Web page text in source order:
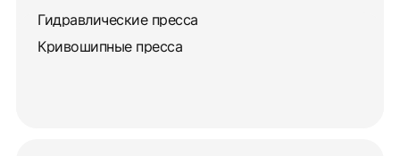
Гидравлические пресса
Кривошипные пресса